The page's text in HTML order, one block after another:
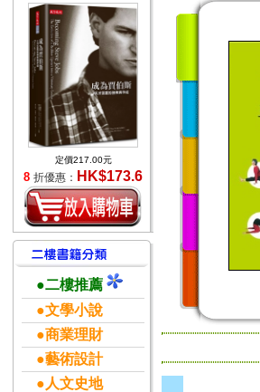
定價217.00元
8 折優惠： HK$173.6
●二樓推薦
●文學小說
●商業理財
●藝術設計
●人文史地